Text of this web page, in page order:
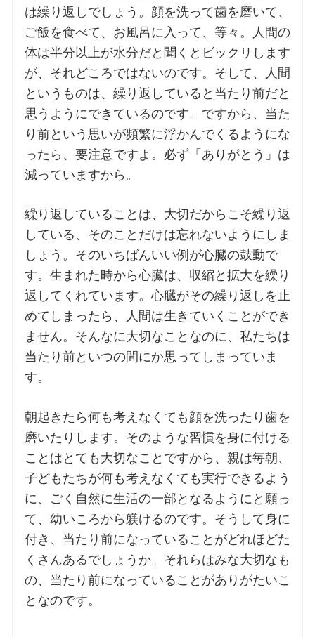
は繰り返しでしょう。顔を洗って歯を磨いて、
ご飯を食べて、お風呂に入って、等々。人間の
体は半分以上が水分だと聞くとビックリします
が、それどころではないのです。そして、人間
というものは、繰り返していると当たり前だと
思うようにできているのです。ですから、当た
り前という思いが頻繁に浮かんでくるようにな
ったら、要注意ですよ。必ず「ありがとう」は
減っていますから。
繰り返していることは、大切だからこそ繰り返
している、そのことだけは忘れないようにしま
しょう。そのいちばんいい例が心臓の鼓動で
す。生まれた時から心臓は、収縮と拡大を繰り
返してくれています。心臓がその繰り返しを止
めてしまったら、人間は生きていくことができ
ません。そんなに大切なことなのに、私たちは
当たり前といつの間にか思ってしまっていま
す。
朝起きたら何も考えなくても顔を洗ったり歯を
磨いたりします。そのような習慣を身に付ける
ことはとても大切なことですから、親は毎朝、
子どもたちが何も考えなくても実行できるよう
に、ごく自然に生活の一部となるようにと願っ
て、幼いころから躾けるのです。そうして身に
付き、当たり前になっていることがどれほどた
くさんあるでしょうか。それらはみな大切なも
の、当たり前になっていることがありがたいこ
となのです。